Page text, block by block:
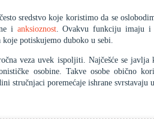
sredstvo koje koristimo da se
i anksioznost. Ovakvu funkciju imaju i
potiskujemo duboko u sebi.
veza uvek ispoljiti. Najčešće se
osobine. Takve osobe obično
stručnjaci poremećaje ishrane svrstavaju